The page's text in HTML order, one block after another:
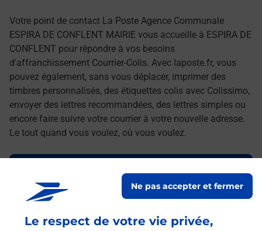
Le respect de votre vie privée,
Ne pas accepter et fermer
Votre point de contact La Poste Agence Communale
ESPIRA DE CONFLENT MAIRIE vous accueille à ESPIRA DE
CONFLENT pour répondre à vos besoins
d'affranchissement Courrier-Colis. Avec laposte.fr, vous
pouvez également, sans vous déplacer, imprimer des
timbres personnalisés, des étiquettes colis avec Colissimo,
envoyer des lettres recommandées, des lettres simples ou
encore faire suivre votre courrier à votre nouvelle adresse.
Le tout quand vous voulez, où vous voulez.
La Poste